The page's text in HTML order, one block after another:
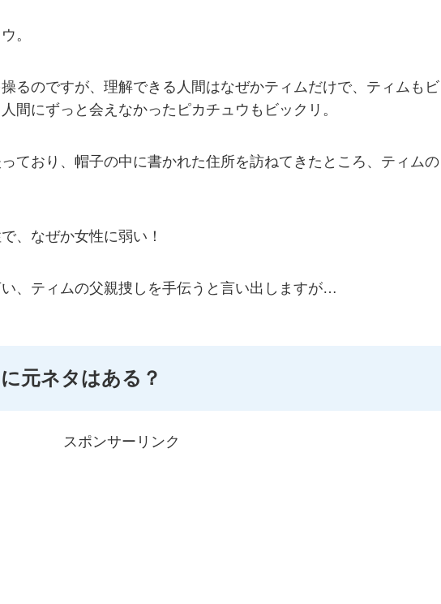
。
るのですが、理解できる人間はなぜかティムだけで、ティムもビ
間にずっと会えなかったピカチュウもビックリ。
ており、帽子の中に書かれた住所を訪ねてきたところ、ティムの
、なぜか女性に弱い！
、ティムの父親捜しを手伝うと言い出しますが…
元ネタはある？
スポンサーリンク